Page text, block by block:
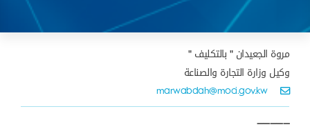
مروة الجعيدان " بالتكليف "
وكيل وزارة التجارة والصناعة
marwabdah@moci.gov.kw
—————